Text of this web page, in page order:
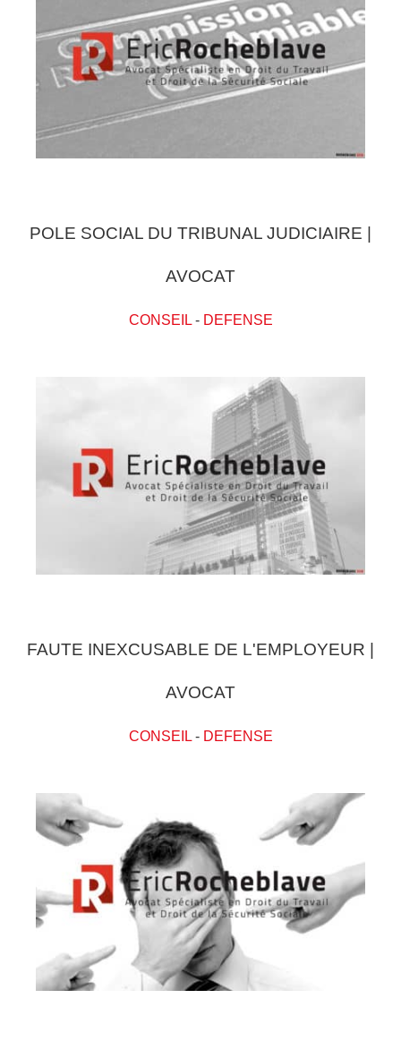
POLE SOCIAL DU TRIBUNAL JUDICIAIRE |
AVOCAT
CONSEIL- DEFENSE
FAUTE INEXCUSABLE DE L'EMPLOYEUR |
AVOCAT
CONSEIL- DEFENSE